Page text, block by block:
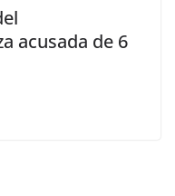
acusada de 6